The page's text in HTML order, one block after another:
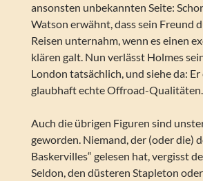
ansonsten unbekannten Seite:
Watson erwähnt, dass sein Freund
Reisen unternahm, wenn es einen
klären galt. Nun verlässt Holmes
London tatsächlich, und siehe da:
glaubhaft echte Offroad-Qualitäten.
Auch die übrigen Figuren sind
geworden. Niemand, der (oder die)
Baskervilles“ gelesen hat, vergisst
Seldon, den düsteren Stapleton